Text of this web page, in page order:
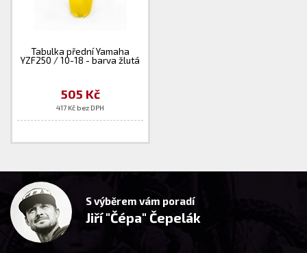
Tabulka přední Yamaha
YZF250 / 10-18 - barva žlutá
505 Kč
417 Kč bez DPH
S výběrem vám poradí
Jiří "Čépa" Čepelák